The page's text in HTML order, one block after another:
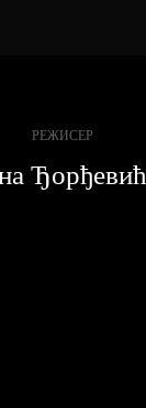
РЕЖИСЕР
Ђорђевић